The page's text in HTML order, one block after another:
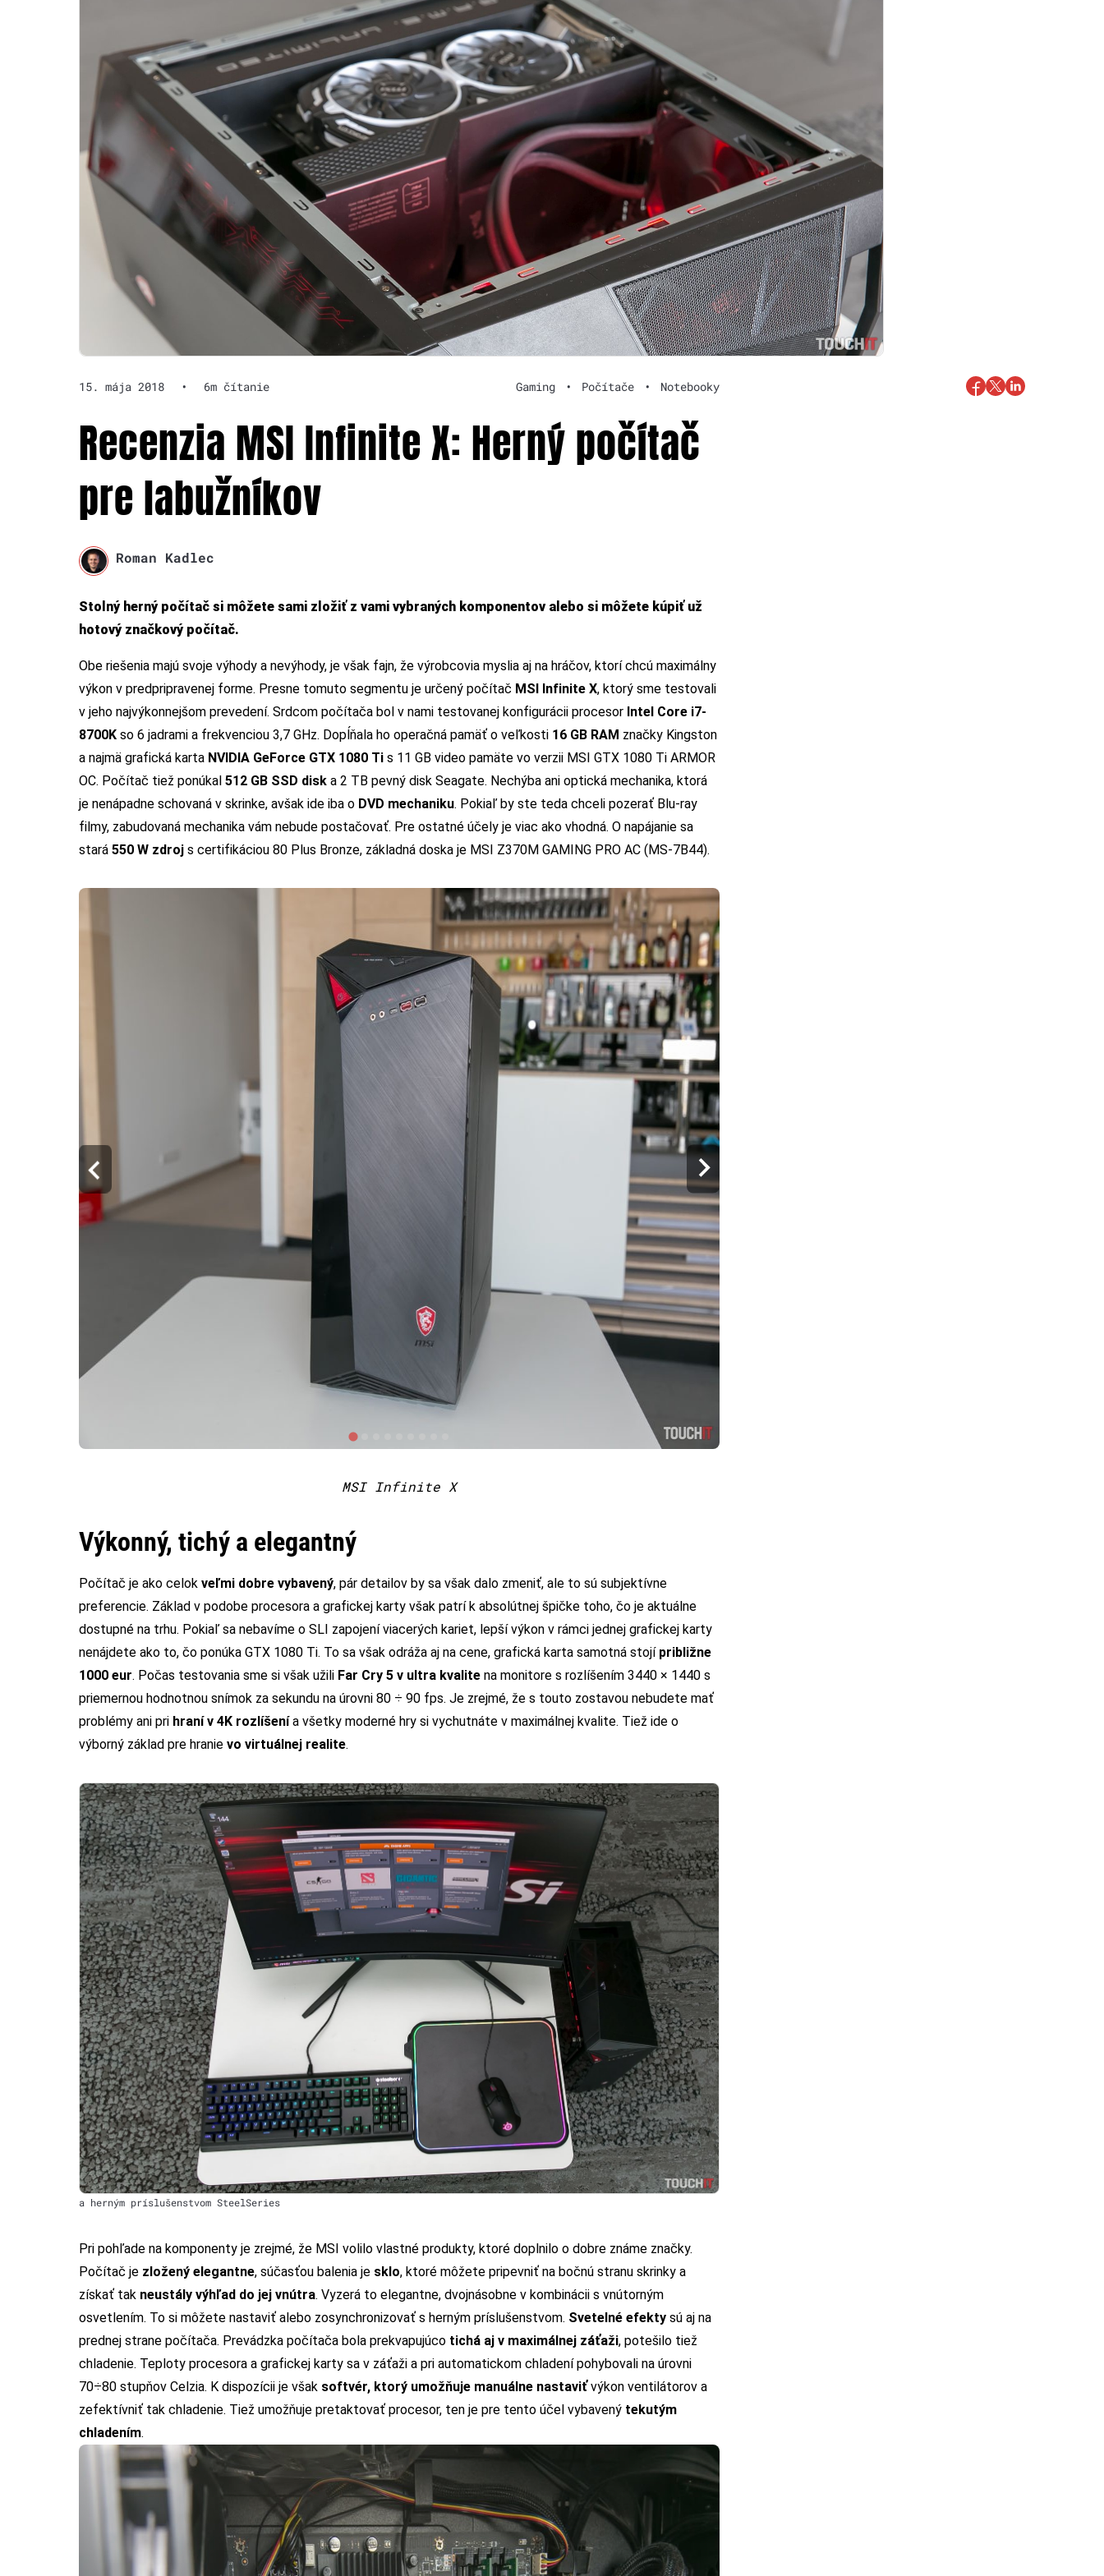
15. mája 2018 • 6m čítanie Gaming • Počítače • Notebooky
Recenzia MSI Infinite X: Herný počítač
pre labužníkov
Roman Kadlec
Stolný herný počítač si môžete sami zložiť z vami vybraných komponentov alebo si môžete kúpiť už
hotový značkový počítač.
Obe riešenia majú svoje výhody a nevýhody, je však fajn, že výrobcovia myslia aj na hráčov, ktorí chcú maximálny
výkon v predpripravenej forme. Presne tomuto segmentu je určený počítač MSI Infinite X, ktorý sme testovali
v jeho najvýkonnejšom prevedení. Srdcom počítača bol v nami testovanej konfigurácii procesor Intel Core i7-
8700K so 6 jadrami a frekvenciou 3,7 GHz. Dopĺňala ho operačná pamäť o veľkosti 16 GB RAM značky Kingston
a najmä grafická karta NVIDIA GeForce GTX 1080 Ti s 11 GB video pamäte vo verzii MSI GTX 1080 Ti ARMOR
OC. Počítač tiež ponúkal 512 GB SSD disk a 2 TB pevný disk Seagate. Nechýba ani optická mechanika, ktorá
je nenápadne schovaná v skrinke, avšak ide iba o DVD mechaniku. Pokiaľ by ste teda chceli pozerať Blu-ray
filmy, zabudovaná mechanika vám nebude postačovať. Pre ostatné účely je viac ako vhodná. O napájanie sa
stará 550 W zdroj s certifikáciou 80 Plus Bronze, základná doska je MSI Z370M GAMING PRO AC (MS-7B44).
MSI Infinite X
Výkonný, tichý a elegantný
Počítač je ako celok veľmi dobre vybavený, pár detailov by sa však dalo zmeniť, ale to sú subjektívne
preferencie. Základ v podobe procesora a grafickej karty však patrí k absolútnej špičke toho, čo je aktuálne
dostupné na trhu. Pokiaľ sa nebavíme o SLI zapojení viacerých kariet, lepší výkon v rámci jednej grafickej karty
nenájdete ako to, čo ponúka GTX 1080 Ti. To sa však odráža aj na cene, grafická karta samotná stojí približne
1000 eur. Počas testovania sme si však užili Far Cry 5 v ultra kvalite na monitore s rozlíšením 3440 × 1440 s
priemernou hodnotnou snímok za sekundu na úrovni 80 ÷ 90 fps. Je zrejmé, že s touto zostavou nebudete mať
problémy ani pri hraní v 4K rozlíšenía všetky moderné hry si vychutnáte v maximálnej kvalite. Tiež ide o
výborný základ pre hranie vo virtuálnej realite.
a herným príslušenstvom SteelSeries
Pri pohľade na komponenty je zrejmé, že MSI volilo vlastné produkty, ktoré doplnilo o dobre známe značky.
Počítač je zložený elegantne, súčasťou balenia je sklo, ktoré môžete pripevniť na bočnú stranu skrinky a
získať tak neustály výhľad do jej vnútra. Vyzerá to elegantne, dvojnásobne v kombinácii s vnútorným
osvetlením. To si môžete nastaviť alebo zosynchronizovať s herným príslušenstvom. Svetelné efekty sú aj na
prednej strane počítača. Prevádzka počítača bola prekvapujúco tichá aj v maximálnej záťaži, potešilo tiež
chladenie. Teploty procesora a grafickej karty sa v záťaži a pri automatickom chladení pohybovali na úrovni
70÷80 stupňov Celzia. K dispozícii je však softvér, ktorý umožňuje manuálne nastaviťvýkon ventilátorov a
zefektívniť tak chladenie. Tiež umožňuje pretaktovať procesor, ten je pre tento účel vybavený tekutým
chladením.